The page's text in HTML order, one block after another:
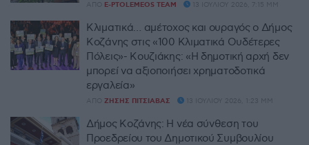
ΑΠΌ E-PTOLEMEOS TEAM 13 ΙΟΥΛΊΟΥ 2026, 7:15 ΜΜ
Κλιματικά… αμέτοχος και ουραγός ο Δήμος
Κοζάνης στις «100 Κλιματικά Ουδέτερες
Πόλεις»- Κουζιάκης: «Η δημοτική αρχή δεν
μπορεί να αξιοποιήσει χρηματοδοτικά
εργαλεία»
ΑΠΌ ΖΉΣΗΣ ΠΙΤΣΙΆΒΑΣ 13 ΙΟΥΛΊΟΥ 2026, 1:23 ΜΜ
Δήμος Κοζάνης: Η νέα σύνθεση του
Προεδρείου του Δημοτικού Συμβουλίου